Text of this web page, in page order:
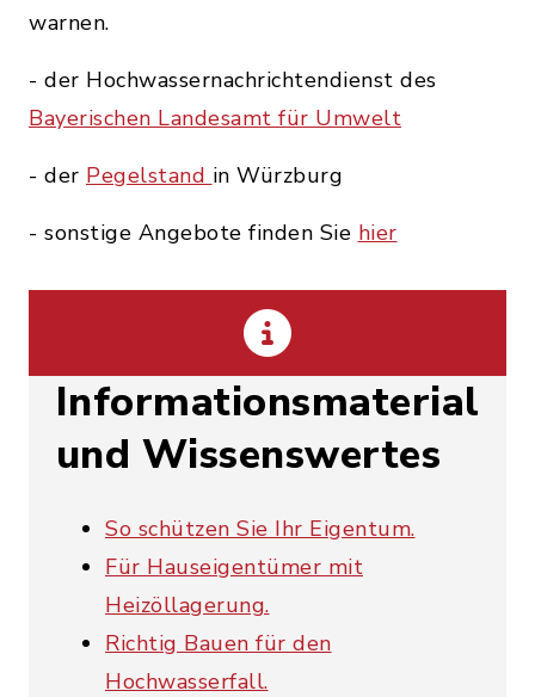
warnen.
- der Hochwassernachrichtendienst des
Bayerischen Landesamt für Umwelt
- der Pegelstand in Würzburg
- sonstige Angebote finden Sie hier
Informationsmaterial
und Wissenswertes
So schützen Sie Ihr Eigentum.
Für Hauseigentümer mit
Heizöllagerung.
Richtig Bauen für den
Hochwasserfall.